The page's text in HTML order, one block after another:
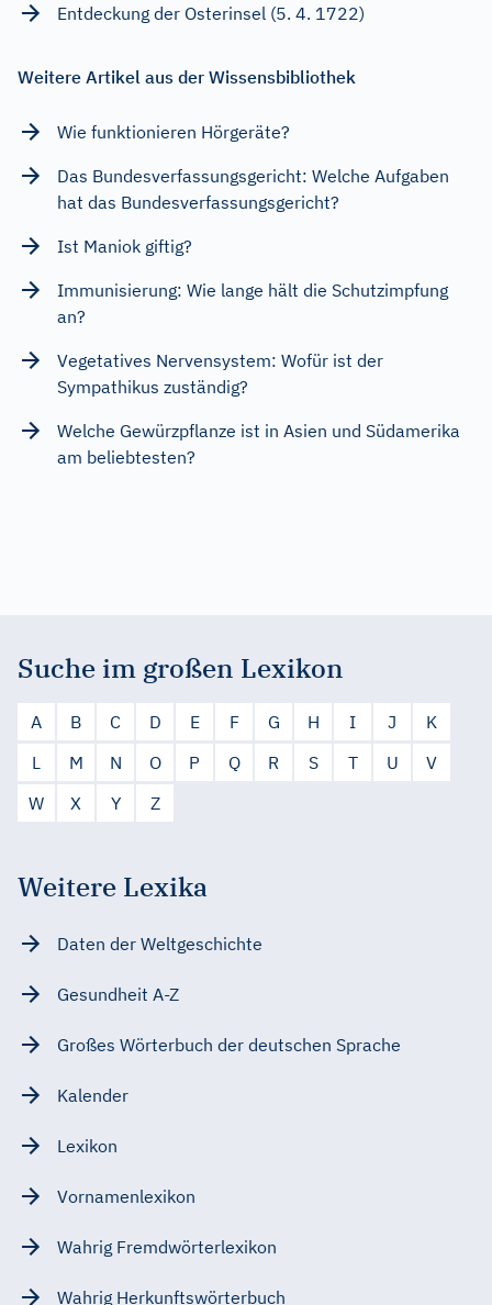
Entdeckung der Osterinsel (5. 4. 1722)
Weitere Artikel aus der Wissensbibliothek
Wie funktionieren Hörgeräte?
Das Bundesverfassungsgericht: Welche Aufgaben
hat das Bundesverfassungsgericht?
Ist Maniok giftig?
Immunisierung: Wie lange hält die Schutzimpfung
an?
Vegetatives Nervensystem: Wofür ist der
Sympathikus zuständig?
Welche Gewürzpflanze ist in Asien und Südamerika
am beliebtesten?
Suche im großen Lexikon
A B C D E F G H I J
K
L
M N O P Q R S T U
V
W
X Y Z
Weitere Lexika
Daten der Weltgeschichte
Gesundheit A-Z
Großes Wörterbuch der deutschen Sprache
Kalender
Lexikon
Vornamenlexikon
Wahrig Fremdwörterlexikon
Wahrig Herkunftswörterbuch